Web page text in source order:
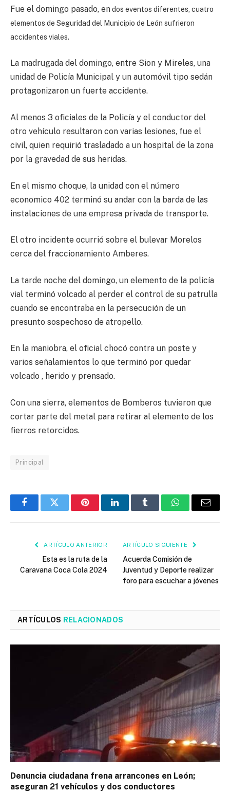
Fue el domingo pasado, endos eventos diferentes, cuatro
elementos de Seguridad del Municipio de León sufrieron
accidentes viales.
La madrugada del domingo, entre Sion y Mireles, una
unidad de Policía Municipal y un automóvil tipo sedán
protagonizaron un fuerte accidente.
Al menos 3 oficiales de la Policía y el conductor del
otro vehículo resultaron con varias lesiones, fue el
civil, quien requirió trasladado a un hospital de la zona
por la gravedad de sus heridas.
En el mismo choque, la unidad con el número
economico 402 terminó su andar con la barda de las
instalaciones de una empresa privada de transporte.
El otro incidente ocurrió sobre el bulevar Morelos
cerca del fraccionamiento Amberes.
La tarde noche del domingo, un elemento de la policía
vial terminó volcado al perder el control de su patrulla
cuando se encontraba en la persecución de un
presunto sospechoso de atropello.
En la maniobra, el oficial chocó contra un poste y
varios señalamientos lo que terminó por quedar
volcado , herido y prensado.
Con una sierra, elementos de Bomberos tuvieron que
cortar parte del metal para retirar al elemento de los
fierros retorcidos.
Principal
FacebookTwitter PinterestLinkedInTumblr WhatsAppEmail
ARTÍCULO ANTERIOR
Esta es la ruta de la
Caravana Coca Cola 2024
ARTÍCULO SIGUIENTE
Acuerda Comisión de
Juventud y Deporte realizar
foro para escuchar a jóvenes
ARTÍCULOS RELACIONADOS
Denuncia ciudadana frena arrancones en León;
aseguran 21 vehículos y dos conductores